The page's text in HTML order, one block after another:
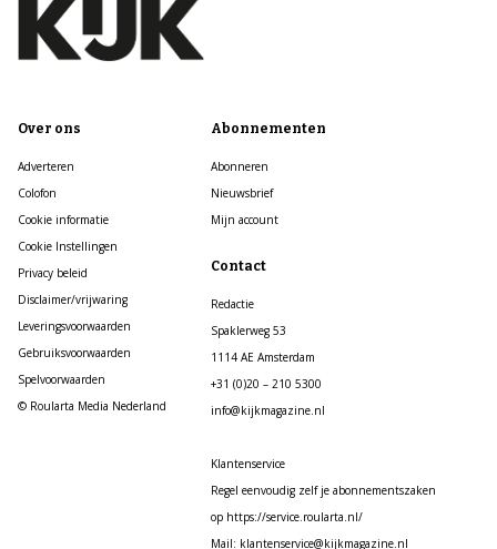
Over ons
Adverteren
Colofon
Cookie informatie
Cookie Instellingen
Privacy beleid
Disclaimer/vrijwaring
Leveringsvoorwaarden
Gebruiksvoorwaarden
Spelvoorwaarden
© Roularta Media Nederland
Abonnementen
Abonneren
Nieuwsbrief
Mijn account
Contact
Redactie
Spaklerweg 53
1114 AE Amsterdam
+31 (0)20 – 210 5300
info@kijkmagazine.nl
Klantenservice
Regel eenvoudig zelf je abonnementszaken
op https://service.roularta.nl/
Mail: klantenservice@kijkmagazine.nl